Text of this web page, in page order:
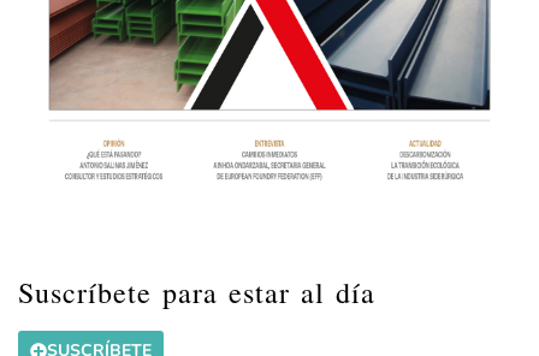
Suscríbete para estar al día
SUSCRÍBETE